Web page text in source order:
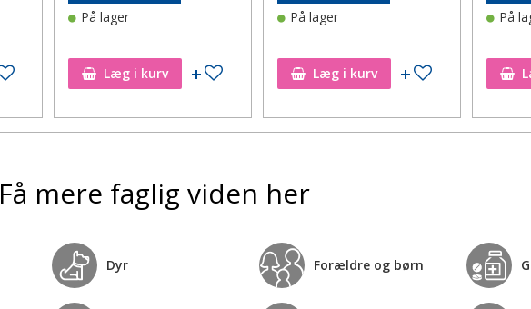
Tilføj til ønskeseddel
På lager
Læg i kurv Tilføj til ønskeseddel
På lager
Læg i kurv Tilføj til
På
Få mere faglig viden her
Dyr Forældre og børn